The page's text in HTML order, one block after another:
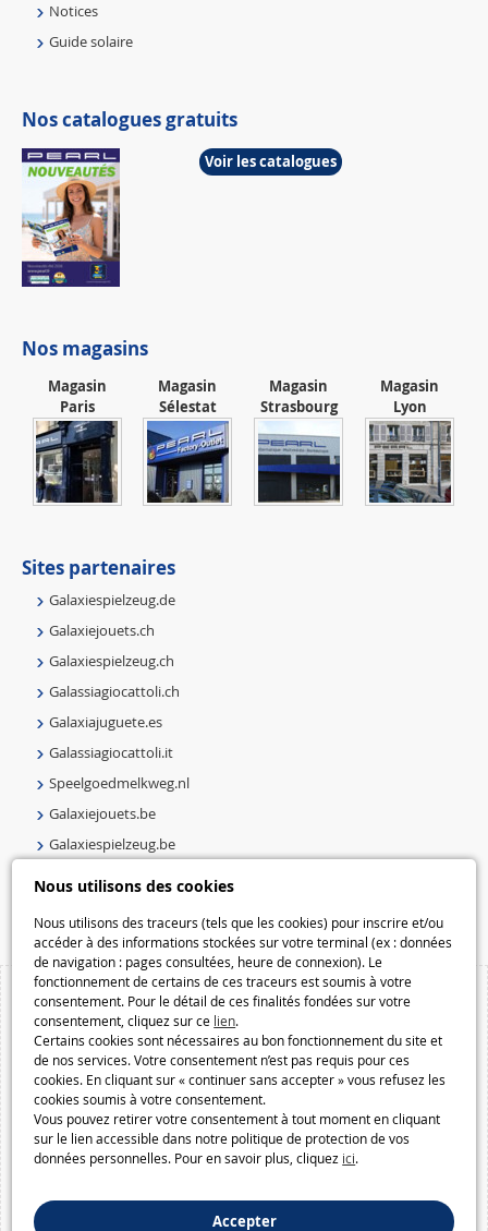
Nous utilisons des cookies
Nous utilisons des traceurs (tels que les cookies) pour inscrire et/ou
accéder à des informations stockées sur votre terminal (ex : données
de navigation : pages consultées, heure de connexion). Le
fonctionnement de certains de ces traceurs est soumis à votre
consentement. Pour le détail de ces finalités fondées sur votre
consentement, cliquez sur ce lien.
Certains cookies sont nécessaires au bon fonctionnement du site et
de nos services. Votre consentement n’est pas requis pour ces
cookies. En cliquant sur « continuer sans accepter » vous refusez les
cookies soumis à votre consentement.
Vous pouvez retirer votre consentement à tout moment en cliquant
sur le lien accessible dans notre politique de protection de vos
données personnelles. Pour en savoir plus, cliquez ici.
Accepter
Notices
Guide solaire
Nos catalogues gratuits
Voir les catalogues
Nos magasins
Magasin
Paris
Magasin
Sélestat
Magasin
Strasbourg
Magasin
Lyon
Sites partenaires
Galaxiespielzeug.de
Galaxiejouets.ch
Galaxiespielzeug.ch
Galassiagiocattoli.ch
Galaxiajuguete.es
Galassiagiocattoli.it
Speelgoedmelkweg.nl
Galaxiejouets.be
Galaxiespielzeug.be